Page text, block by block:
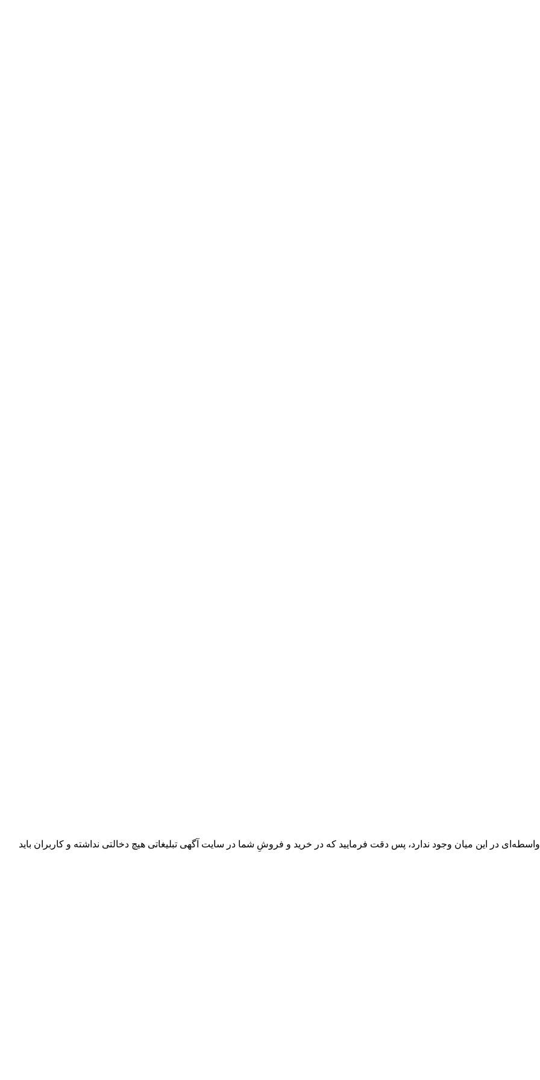
در این میان وجود ندارد، پس دقت فرمایید که در خرید و فروشِ شما در سایت آگهی تبلیغاتی هیچ دخالتی نداشته و کاربران باید